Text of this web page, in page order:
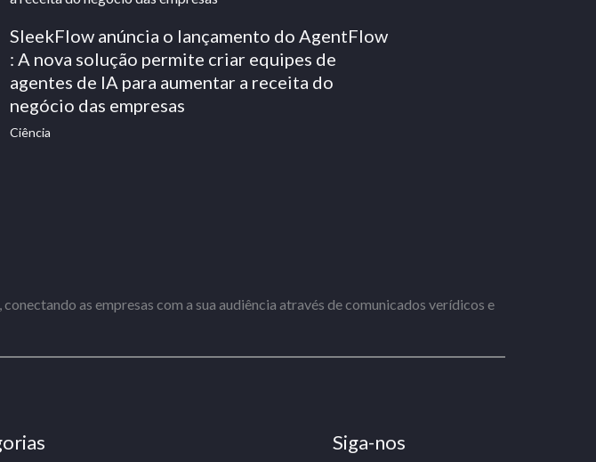
SleekFlow anúncia o lançamento do AgentFlow
: A nova solução permite criar equipes de
agentes de IA para aumentar a receita do
negócio das empresas
Ciência
as empresas com a sua audiência através de comunicados verídicos e
Siga-nos